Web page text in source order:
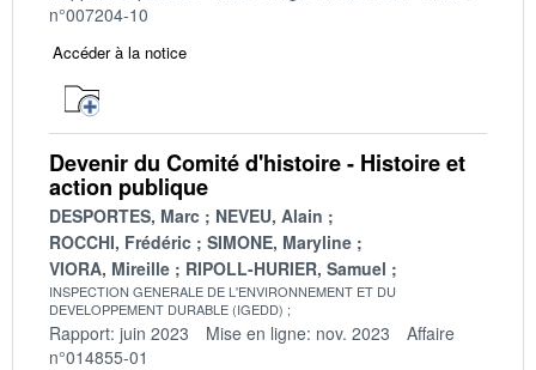
n°007204-10
Accéder à la notice
Devenir du Comité d'histoire - Histoire et
action publique
DESPORTES, Marc
NEVEU, Alain
ROCCHI, Frédéric
SIMONE, Maryline
VIORA, Mireille
RIPOLL-HURIER, Samuel
INSPECTION GENERALE DE L'ENVIRONNEMENT ET DU
DEVELOPPEMENT DURABLE (IGEDD)
Rapport: juin 2023 Mise en ligne: nov. 2023
Affaire
n°014855-01